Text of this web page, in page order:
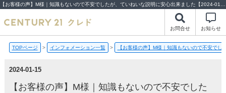
お問合せ お知らせ
TOPページ > インフォメーション一覧 > 【お客様の声】M様｜知識もないので不安で
2024-01-15
【お客様の声】M様｜知識もないので不安でした